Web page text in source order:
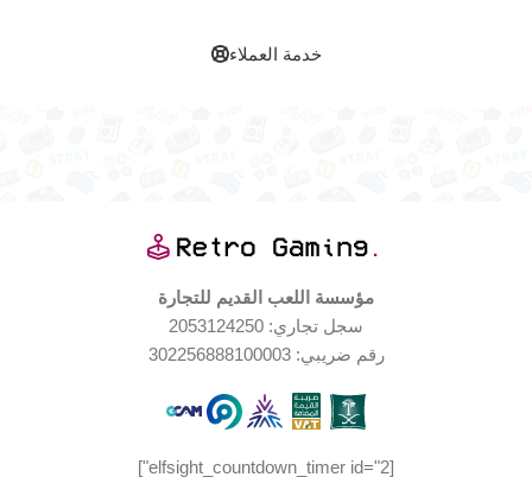
خدمة العملاء
مؤسسة اللعب القديم للتجارة
سجل تجاري: 2053124250
رقم ضريبي: 302256888100003
[elfsight_countdown_timer id="2"]